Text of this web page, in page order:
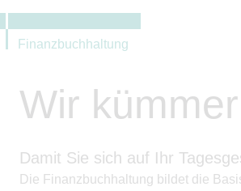
Finanzbuchhaltung
Wir
Damit Sie sich auf Ihr
Die Finanzbuchhaltung bildet die